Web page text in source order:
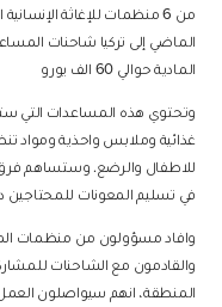
من 6 منظمات للإغاثة
الماضي إلى تركيا شاحنات
المادية حوالي 60 الف يورو
وتحتوي هذه المساعدات التي
غذائية وملابس واحذية ومواد
للاطفال والرضع. وستساهم فرق
في تسليم المعونات للمحتاجين
وافاد مسؤولون من منظمات
والقادمون مع الشاحنات
المنطقة، انهم سيواصلون